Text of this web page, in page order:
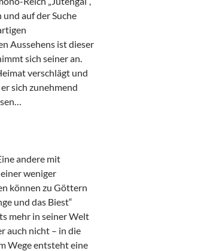
auf der Suche
Aussehens ist dieser
sich seiner an.
verschlägt und
sich zunehmend
andere mit
weniger
können zu Göttern
und das Biest“
mehr in seiner Welt
auch nicht – in die
Wege entsteht eine